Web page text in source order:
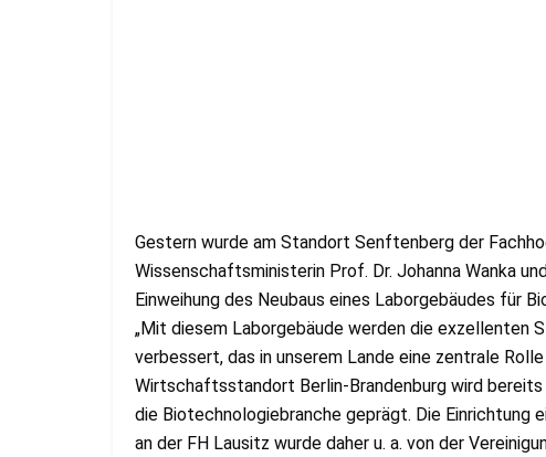
Gestern wurde am Standort Senftenberg der
Wissenschaftsministerin Prof. Dr. Johanna Wanka
Einweihung des Neubaus eines Laborgebäudes für
„Mit diesem Laborgebäude werden die exzellenten
verbessert, das in unserem Lande eine zentrale
Wirtschaftsstandort Berlin-Brandenburg wird
die Biotechnologiebranche geprägt. Die Einrichtung
an der FH Lausitz wurde daher u. a. von der